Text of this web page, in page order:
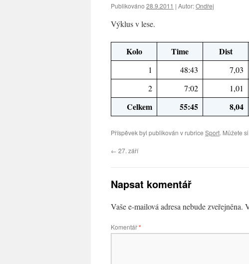
Publikováno 28.9.2011 | Autor:Ondřej
Výklus v lese.
Kolo Time Dist
1 48:43 7,03
2
7:02 1,01
Celkem 55:45 8,04
Příspěvek byl publikován v rubrice Sport. Můžete
← 27. září
Napsat komentář
Vaše e-mailová adresa nebude zveřejněna.
Komentář*